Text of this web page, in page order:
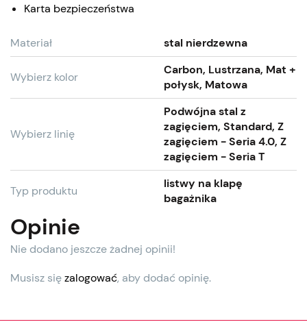
Karta bezpieczeństwa
Materiał stal nierdzewna
Wybierz kolor
Carbon, Lustrzana, Mat +
połysk, Matowa
Wybierz linię
Podwójna stal z
zagięciem, Standard, Z
zagięciem - Seria 4.0, Z
zagięciem - Seria T
Typ produktu
listwy na klapę
bagażnika
Opinie
Nie dodano jeszcze żadnej opinii!
Musisz sięzalogować, aby dodać opinię.